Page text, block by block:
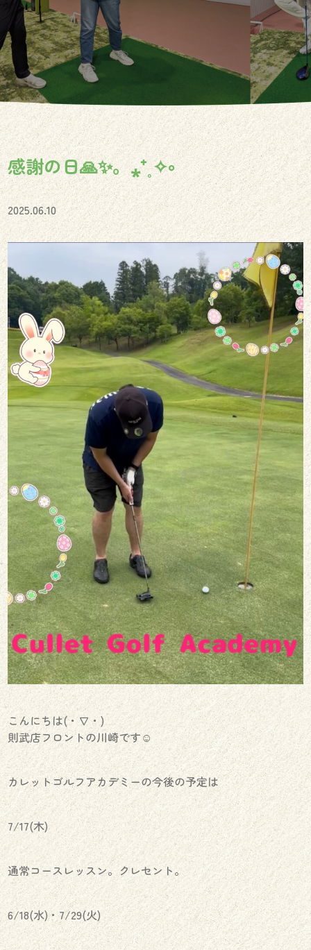
感謝の日🙏✨。⁎⁺˳✧༚
2025.06.10
こんにちは(・∇・)
則武店フロントの川崎です☺︎
カレットゴルフアカデミーの今後の予定は
7/17(木)
通常コースレッスン。クレセント。
6/18(水)・7/29(火)